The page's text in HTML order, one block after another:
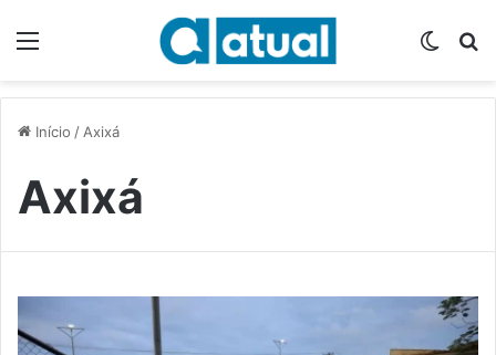
Início / Axixá
Axixá